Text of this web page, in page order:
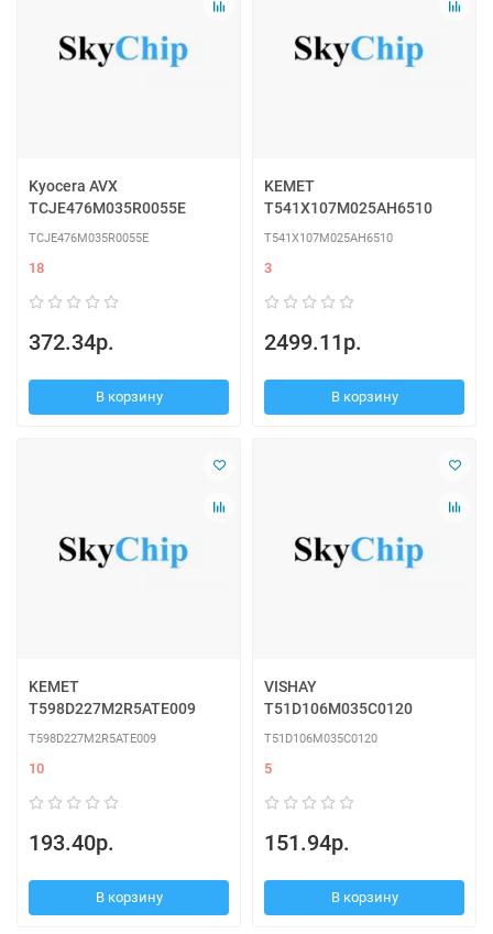
Kyocera AVX
TCJE476M035R0055E
TCJE476M035R0055E
18
372.34р.
В корзину
KEMET
T541X107M025AH6510
T541X107M025AH6510
3
2499.11р.
В корзину
KEMET
T598D227M2R5ATE009
T598D227M2R5ATE009
10
193.40р.
В корзину
VISHAY
T51D106M035C0120
T51D106M035C0120
5
151.94р.
В корзину